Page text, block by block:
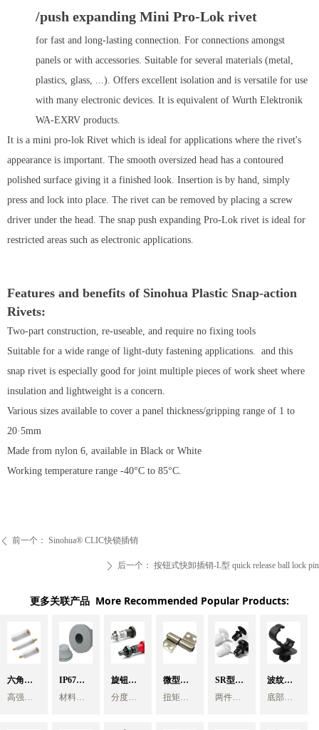
ꄴ 前一个： Sinohua® CLIC快锁插销
ꄲ 后一个： 按钮式快卸插销-L型 quick release ball lock pin
/push expanding Mini Pro-Lok rivet
for fast and long-lasting connection. For connections amongst
panels or with accessories. Suitable for several materials (metal,
plastics, glass, ...). Offers excellent isolation and is versatile for use
with many electronic devices. It is equivalent of Wurth Elektronik
WA-EXRV products.
It is a mini pro-lok Rivet which is ideal for applications where the rivet's
appearance is important. The smooth oversized head has a contoured
polished surface giving it a finished look. Insertion is by hand, simply
press and lock into place. The rivet can be removed by placing a screw
driver under the head. The snap push expanding Pro-Lok rivet is ideal for
restricted areas such as electronic applications.
Features and benefits of Sinohua Plastic Snap-action
Rivets:
Two-part construction, re-useable, and require no fixing tools
Suitable for a wide range of light-duty fastening applications. and this
snap rivet is especially good for joint multiple pieces of work sheet where
insulation and lightweight is a concern.
Various sizes available to cover a panel thickness/gripping range of 1 to
20·5mm
Made from nylon 6, available in Black or White
Working temperature range -40°C to 85°C.
六角尼
龙支撑
高强度
IP67防
水护线
材料
旋钮柱
塞分度
分度销
微型扭
矩铰链
扭矩铰
SR型推
入式铆
两件式
波纹管
夹线扣 -
底部杉
更多关联产品 More Recommended Popular Products: